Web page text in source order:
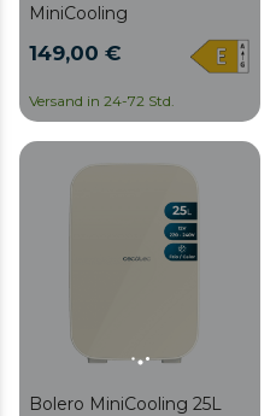
MiniCooling
149,00 €
Versand in 24-72 Std.
Bolero MiniCooling 25L